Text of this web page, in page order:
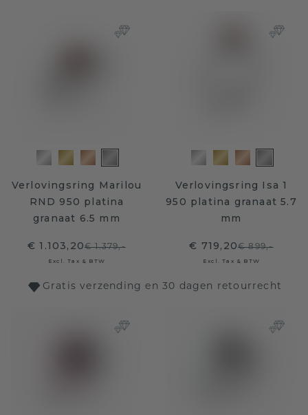
Verlovingsring Marilou
RND 950 platina
granaat 6.5 mm
€ 1.103,20€ 1.379,-
Excl. Tax & BTW
Verlovingsring Isa 1
950 platina granaat 5.7
mm
€ 719,20€ 899,-
Excl. Tax & BTW
Gratis verzending en 30 dagen retourrecht